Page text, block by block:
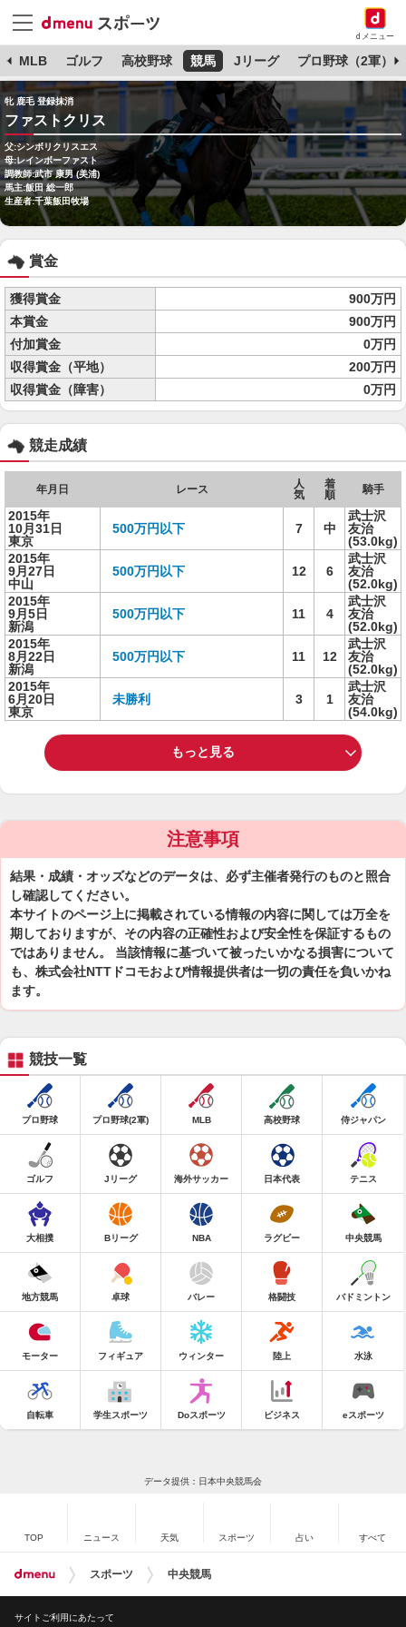
dメニュー
MLB ゴルフ 高校野球 競馬 Jリーグ プロ野球（2軍）
牝 鹿毛 登録抹消
ファストクリス
父:シンボリクリスエス
母:レインボーファスト
調教師:武市 康男 (美浦)
馬主:飯田 総一郎
生産者:千葉飯田牧場
賞金
獲得賞金
900万円
本賞金
900万円
付加賞金
0万円
収得賞金（平地）
200万円
収得賞金（障害）
0万円
競走成績
年月日 レース
人
気
着
順
騎手
2015年
10月31日
東京
500万円以下 7 中
武士沢
友治
(53.0kg)
2015年
9月27日
中山
500万円以下 12 6
武士沢
友治
(52.0kg)
2015年
9月5日
新潟
500万円以下 11 4
武士沢
友治
(52.0kg)
2015年
8月22日
新潟
500万円以下 11 12
武士沢
友治
(52.0kg)
2015年
6月20日
東京
未勝利 3 1
武士沢
友治
(54.0kg)
もっと見る
注意事項
結果・成績・オッズなどのデータは、必ず主催者発行のものと照合
し確認してください。
本サイトのページ上に掲載されている情報の内容に関しては万全を
期しておりますが、その内容の正確性および安全性を保証するもの
ではありません。 当該情報に基づいて被ったいかなる損害について
も、株式会社NTTドコモおよび情報提供者は一切の責任を負いかね
ます。
競技一覧
プロ野球 プロ野球(2軍) MLB 高校野球 侍ジャパン
ゴルフ Jリーグ 海外サッカー 日本代表 テニス
大相撲 Bリーグ NBA ラグビー 中央競馬
地方競馬 卓球 バレー 格闘技 バドミントン
モーター フィギュア ウィンター 陸上 水泳
自転車 学生スポーツ Doスポーツ ビジネス eスポーツ
データ提供：日本中央競馬会
TOP ニュース 天気 スポーツ 占い すべて
スポーツ 中央競馬
サイトご利用にあたって